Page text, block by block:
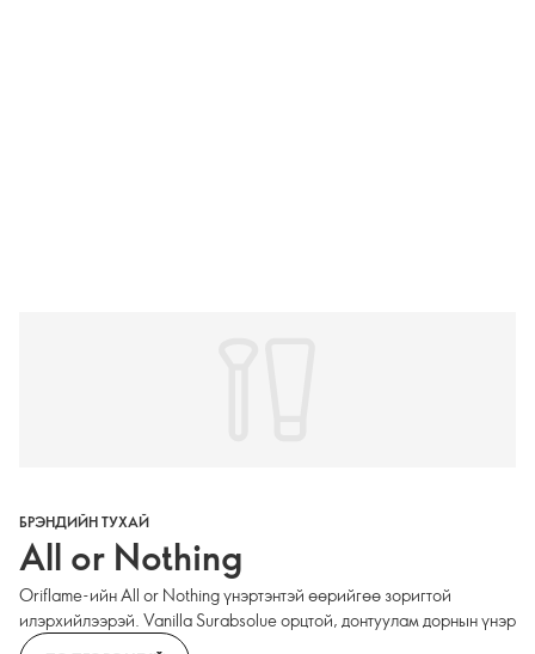
БРЭНДИЙН ТУХАЙ
All or Nothing
Oriflame-ийн All or Nothing үнэртэнтэй өөрийгөө зоригтой
илэрхийлээрэй. Vanilla Surabsolue орцтой, донтуулам дорнын үнэр